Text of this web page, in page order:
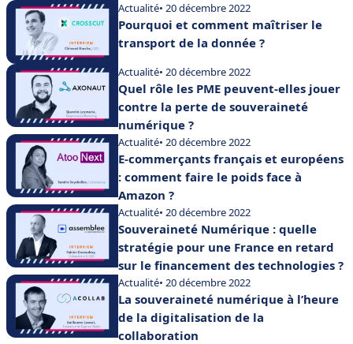
Actualité• 20 décembre 2022
Pourquoi et comment maîtriser le
transport de la donnée ?
Actualité• 20 décembre 2022
Quel rôle les PME peuvent-elles jouer
contre la perte de souveraineté
numérique ?
Actualité• 20 décembre 2022
E-commerçants français et européens
: comment faire le poids face à
Amazon ?
Actualité• 20 décembre 2022
Souveraineté Numérique : quelle
stratégie pour une France en retard
sur le financement des technologies ?
Actualité• 20 décembre 2022
La souveraineté numérique à l’heure
de la digitalisation de la
collaboration